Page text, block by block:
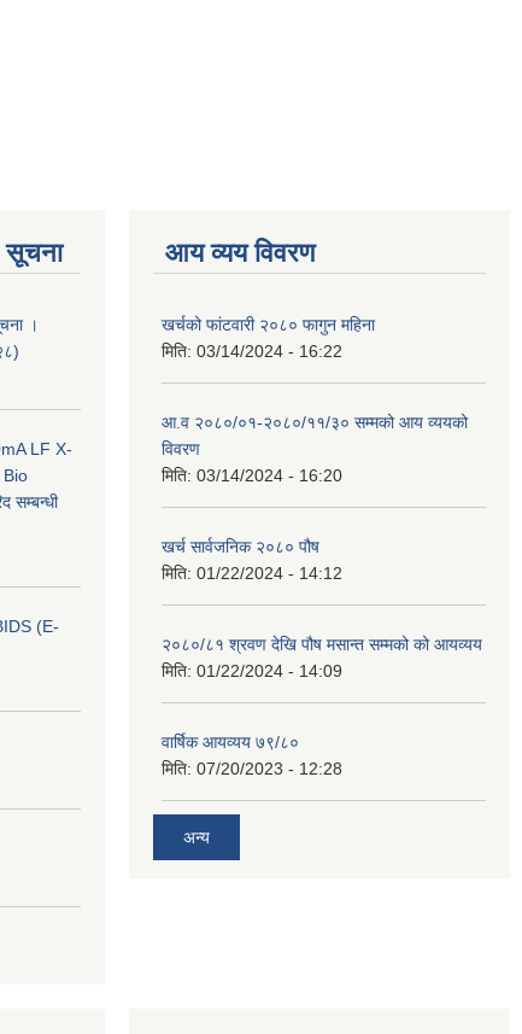
सूचना
।
LF X-
Bio
सम्बन्धी
(E-
आय व्यय विवरण
खर्चको फांटवारी २०८० फागुन महिना
मिति: 03/14/2024 - 16:22
आ.व २०८०/०१-२०८०/११/३० सम्मको आय व्ययको
विवरण
मिति: 03/14/2024 - 16:20
खर्च सार्वजनिक २०८० पौष
मिति: 01/22/2024 - 14:12
२०८०/८१ श्रवण देखि पौष मसान्त सम्मको को आयव्यय
मिति: 01/22/2024 - 14:09
वार्षिक आयव्यय ७९/८०
मिति: 07/20/2023 - 12:28
अन्य